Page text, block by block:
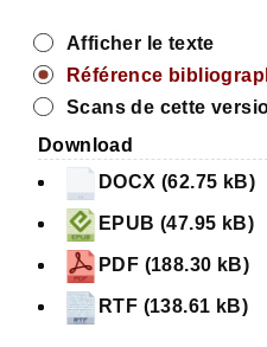
Afficher le texte
Référence
Scans de cette
Download
DOCX (62.75 kB)
EPUB (47.95 kB)
PDF (188.30 kB)
RTF (138.61 kB)